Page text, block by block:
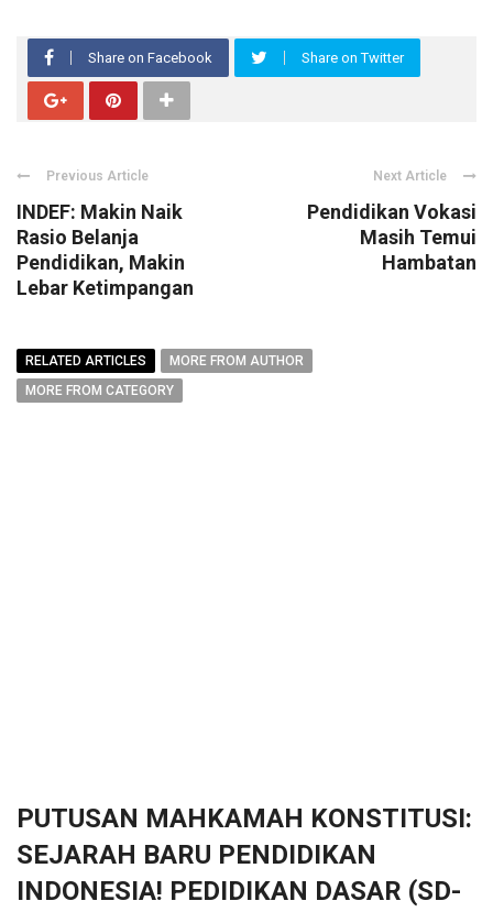
Share on Facebook Share on Twitter
Previous Article
INDEF: Makin Naik
Rasio Belanja
Pendidikan, Makin
Lebar Ketimpangan
Next Article
Pendidikan Vokasi
Masih Temui
Hambatan
RELATED ARTICLES
MORE FROM AUTHOR
MORE FROM CATEGORY
PUTUSAN MAHKAMAH KONSTITUSI:
SEJARAH BARU PENDIDIKAN
INDONESIA! PEDIDIKAN DASAR (SD-